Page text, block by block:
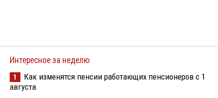
Интересное за неделю
1
Как изменятся пенсии работающих пенсионеров с 1
августа